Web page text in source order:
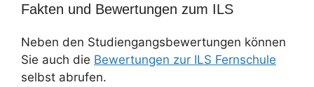
Fakten und Bewertungen zum ILS
Neben den Studiengangsbewertungen können
Sie auch die Bewertungen zur ILS Fernschule
selbst abrufen.